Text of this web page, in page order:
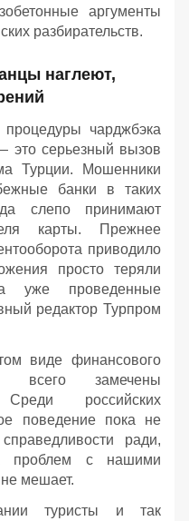
аргументы
разбирательств.
наглеют,
чарджбэка
это серьезный вызов
Турции. Мошенники
банки в таких
слепо принимают
карты. Прежнее
приводило
просто теряли
уже проведенные
редактор Турпром
виде финансового
всего замечены
российских
поведение пока не
ради,
проблем с нашими
мешает.
туристы и так